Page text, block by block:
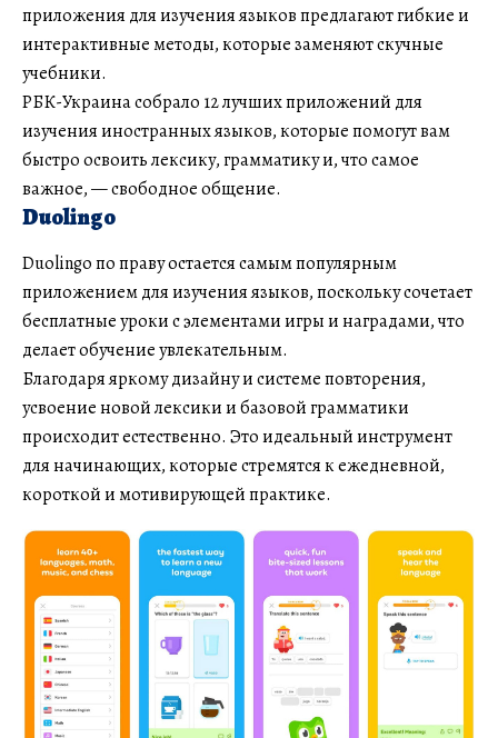
приложения для изучения языков предлагают гибкие и
интерактивные методы, которые заменяют скучные
учебники.
РБК-Украина собрало 12 лучших приложений для
изучения иностранных языков, которые помогут вам
быстро освоить лексику, грамматику и, что самое
важное, — свободное общение.
Duolingo
Duolingo по праву остается самым популярным
приложением для изучения языков, поскольку сочетает
бесплатные уроки с элементами игры и наградами, что
делает обучение увлекательным.
Благодаря яркому дизайну и системе повторения,
усвоение новой лексики и базовой грамматики
происходит естественно. Это идеальный инструмент
для начинающих, которые стремятся к ежедневной,
короткой и мотивирующей практике.